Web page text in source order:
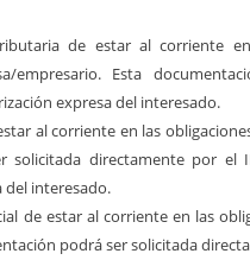
de estar al corriente
Esta
expresa del interesado.
al corriente en las
solicitada directamente por el
del interesado.
de estar al corriente en las
podrá ser solicitada